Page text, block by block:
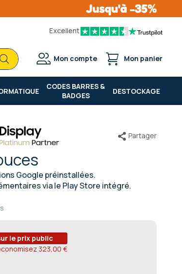
Excellent
Chercher
Chercher
Mon compte Mon panier
CODES BARRES &
BADGES
DESTOCKAGE
Google préinstallées.
via le Play Store intégré.
Partager
le prix public
323,00 €